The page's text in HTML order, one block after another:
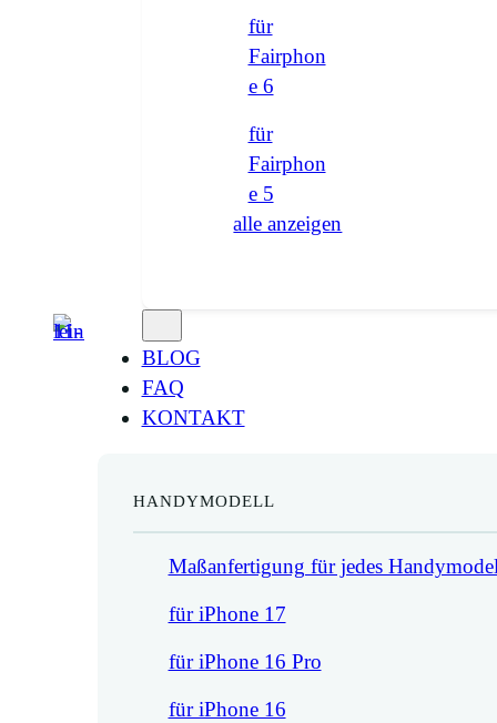
für
Fairphon
e 6
für
Fairphon
e 5
alle anzeigen
BLOG
FAQ
KONTAKT
HANDYMODELL
Maßanfertigung für jedes
für iPhone 17
für iPhone 16 Pro
für iPhone 16